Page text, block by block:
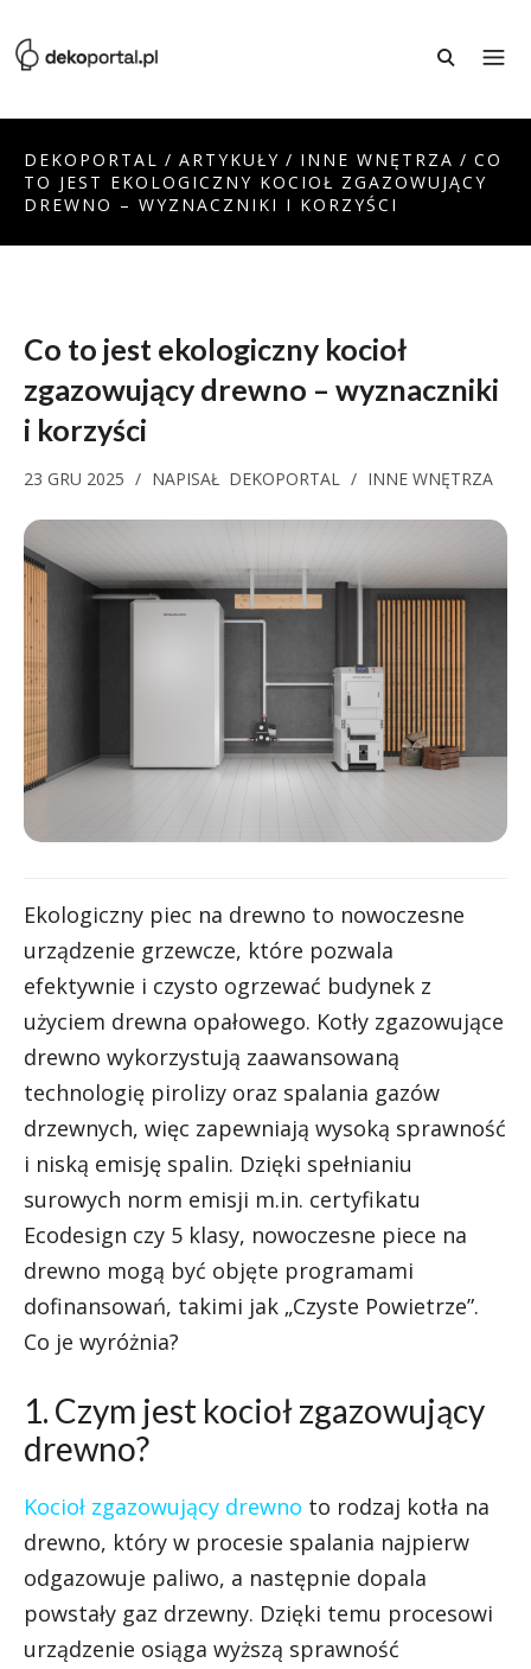
DEKOPORTAL / ARTYKUŁY / INNE WNĘTRZA / CO
TO JEST EKOLOGICZNY KOCIOŁ ZGAZOWUJĄCY
DREWNO – WYZNACZNIKI I KORZYŚCI
Co to jest ekologiczny kocioł
zgazowujący drewno – wyznaczniki
i korzyści
23 GRU 2025 / NAPISAŁ DEKOPORTAL / INNE WNĘTRZA
Ekologiczny piec na drewno to nowoczesne
urządzenie grzewcze, które pozwala
efektywnie i czysto ogrzewać budynek z
użyciem drewna opałowego. Kotły zgazowujące
drewno wykorzystują zaawansowaną
technologię pirolizy oraz spalania gazów
drzewnych, więc zapewniają wysoką sprawność
i niską emisję spalin. Dzięki spełnianiu
surowych norm emisji m.in. certyfikatu
Ecodesign czy 5 klasy, nowoczesne piece na
drewno mogą być objęte programami
dofinansowań, takimi jak „Czyste Powietrze”.
Co je wyróżnia?
1. Czym jest kocioł zgazowujący
drewno?
Kocioł zgazowujący drewno to rodzaj kotła na
drewno, który w procesie spalania najpierw
odgazowuje paliwo, a następnie dopala
powstały gaz drzewny. Dzięki temu procesowi
urządzenie osiąga wyższą sprawność